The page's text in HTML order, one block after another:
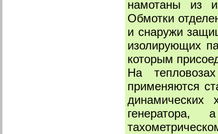
намотаны из
Обмотки
и снаружи
изолирующих
которым
На
применяются
динамических